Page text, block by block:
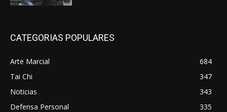
CATEGORIAS POPULARES
Arte Marcial
684
Tai Chi
347
Noticias
343
Defensa Personal
335